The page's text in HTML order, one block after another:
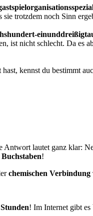
trotzdem noch Sinn
ist nicht schlecht. Da
kennst du bestimmt
Antwort lautet ganz klar:
Buchstaben!
chemischen
! Im Internet gibt es